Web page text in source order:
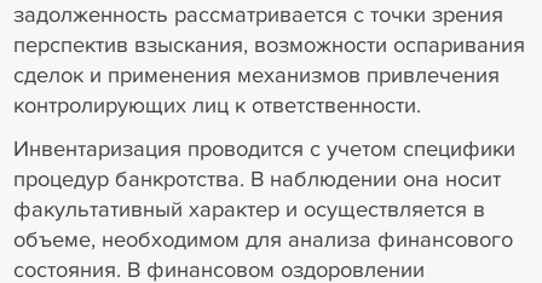
задолженность рассматривается с точки зрения
перспектив взыскания, возможности оспаривания
сделок и применения механизмов привлечения
контролирующих лиц к ответственности.
Инвентаризация проводится с учетом специфики
процедур банкротства. В наблюдении она носит
факультативный характер и осуществляется в
объеме, необходимом для анализа финансового
состояния. В финансовом оздоровлении